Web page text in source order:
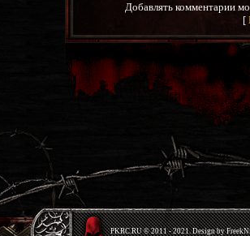
Добавлять комментарии
[
PKRС.RU © 2011 - 2021. Design by